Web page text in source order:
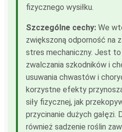
fizycznego wysiłku.
Szczególne cechy: We
zwiększoną odporność na
stres mechaniczny. Jest
zwalczania szkodników i
usuwania chwastów i
korzystne efekty
siły fizycznej, jak
przycinanie dużych gałęzi.
również sadzenie roślin